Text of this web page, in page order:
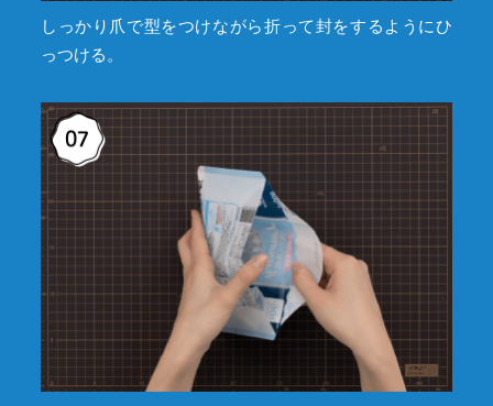
しっかり爪で型をつけながら折って封をするようにひ
っつける。